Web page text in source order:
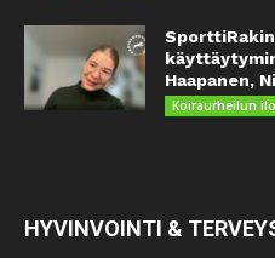
Haapanen,
Koiraurheilun ilo
HYVINVOINTI &